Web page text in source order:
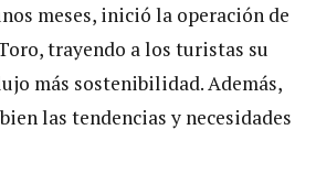
meses, inició la operación de
trayendo a los turistas su
más sostenibilidad. Además,
las tendencias y necesidades